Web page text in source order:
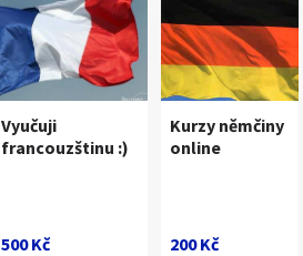
Vyučuji
francouzštinu :)
500 Kč
Kurzy němčiny
online
200 Kč